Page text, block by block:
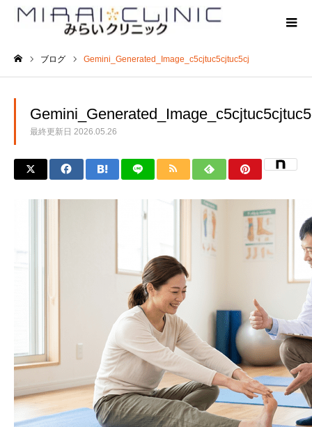
ブログ Gemini_Generated_Image_c5cjtuc5cjtuc5cj
最終更新日 2026.05.26